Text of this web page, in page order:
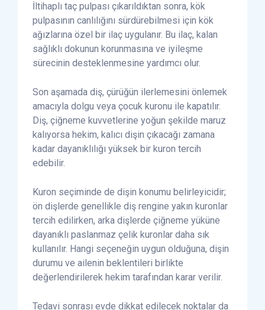
İltihaplı taç pulpası çıkarıldıktan sonra, kök
pulpasının canlılığını sürdürebilmesi için kök
ağızlarına özel bir ilaç uygulanır. Bu ilaç, kalan
sağlıklı dokunun korunmasına ve iyileşme
sürecinin desteklenmesine yardımcı olur.
Son aşamada diş, çürüğün ilerlemesini önlemek
amacıyla dolgu veya çocuk kuronu ile kapatılır.
Diş, çiğneme kuvvetlerine yoğun şekilde maruz
kalıyorsa hekim, kalıcı dişin çıkacağı zamana
kadar dayanıklılığı yüksek bir kuron tercih
edebilir.
Kuron seçiminde de dişin konumu belirleyicidir;
ön dişlerde genellikle diş rengine yakın kuronlar
tercih edilirken, arka dişlerde çiğneme yüküne
dayanıklı paslanmaz çelik kuronlar daha sık
kullanılır. Hangi seçeneğin uygun olduğuna, dişin
durumu ve ailenin beklentileri birlikte
değerlendirilerek hekim tarafından karar verilir.
Tedavi sonrası evde dikkat edilecek noktalar da